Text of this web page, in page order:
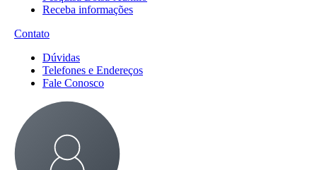
Receba informações
Contato
Dúvidas
Telefones e Endereços
Fale Conosco